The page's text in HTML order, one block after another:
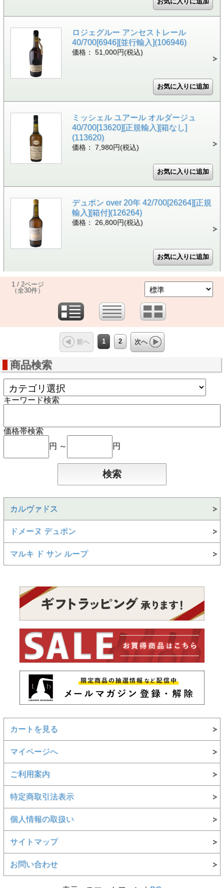
ロジェグルー アンセストレール
40/700[6946][並行輸入](106946)
価格： 51,000円(税込)
ミッシェル ユアール オルダージュ
40/700[13620][正規輸入][箱なし]
(113620)
価格： 7,980円(税込)
デュポン over 20年 42/700[26264][正規
輸入][箱付](126264)
価格： 26,800円(税込)
1 / 2ページ
（全30件）
前へ 1 2 次へ
商品検索
キーワード検索
価格帯検索
円 ～
円
カルヴァドス
ドメーヌ デュポン
マルキ ド サン ループ
カートを見る
マイページへ
ご利用案内
特定商取引法表示
個人情報の取扱い
サイトマップ
お問い合わせ